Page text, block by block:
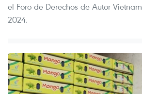
el Foro de Derechos de Autor
2024.